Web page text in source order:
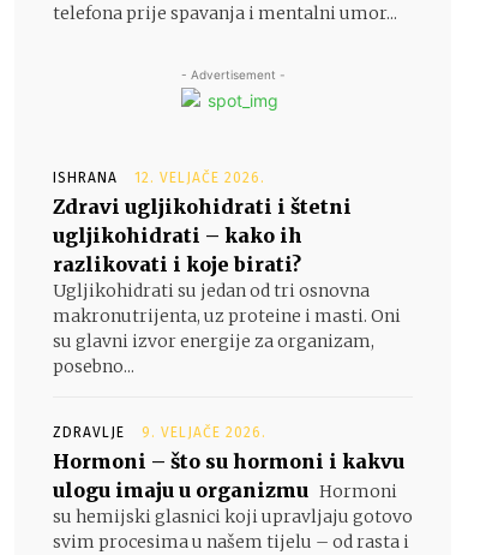
telefona prije spavanja i mentalni umor...
- Advertisement -
ISHRANA 12. VELJAČE 2026.
Zdravi ugljikohidrati i štetni
ugljikohidrati – kako ih
razlikovati i koje birati?
Ugljikohidrati su jedan od tri osnovna
makronutrijenta, uz proteine i masti. Oni
su glavni izvor energije za organizam,
posebno...
ZDRAVLJE 9. VELJAČE 2026.
Hormoni – što su hormoni i kakvu
ulogu imaju u organizmu Hormoni
su hemijski glasnici koji upravljaju gotovo
svim procesima u našem tijelu – od rasta i